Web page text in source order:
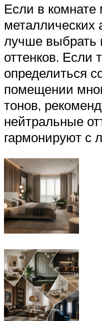
Если в комнате
металлических
лучше выбрать
оттенков. Если
определиться
помещении
тонов,
нейтральные
гармонируют с